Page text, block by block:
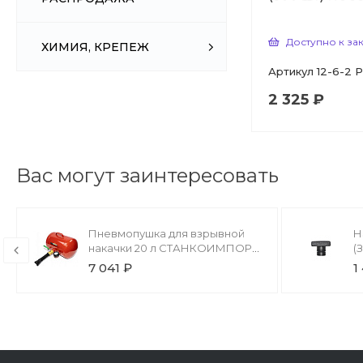
ХИМИЯ, КРЕПЕЖ Доступно к
Артикул 12-6-2
2 325 ₽
Вас могут заинтересовать
Пневмопушка для взрывной
накачки 20 л СТАНКОИМПОРТ
AW020 (бустер)
7 041 ₽